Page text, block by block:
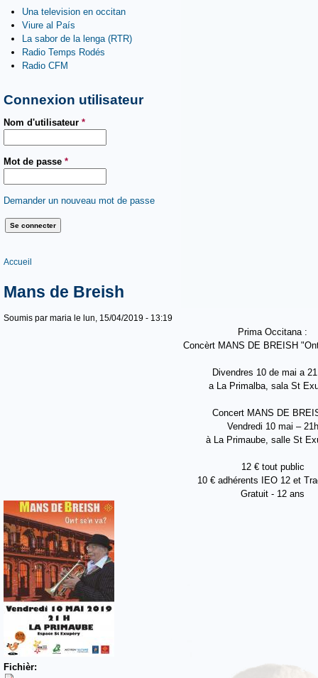
Una television en occitan
Viure al País
La sabor de la lenga (RTR)
Radio Temps Rodés
Radio CFM
Connexion utilisateur
Nom d'utilisateur *
Mot de passe *
Demander un nouveau mot de passe
Vous êtes ici
Accueil
Mans de Breish
Soumis par maria le lun, 15/04/2019 - 13:19
Prima Occitana :
Concèrt MANS DE BREISH
Divendres 10 de mai a
a La Primalba, sala St
Concert MANS DE
Vendredi 10 mai – 21h
à La Primaube, salle St
12 € tout public
10 € adhérents IEO 12 et
Gratuit - 12 ans
Fichièr: